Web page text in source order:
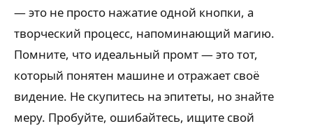
— это не просто нажатие одной кнопки, а
творческий процесс, напоминающий магию.
Помните, что идеальный промт — это тот,
который понятен машине и отражает своё
видение. Не скупитесь на эпитеты, но знайте
меру. Пробуйте, ошибайтесь, ищите свой